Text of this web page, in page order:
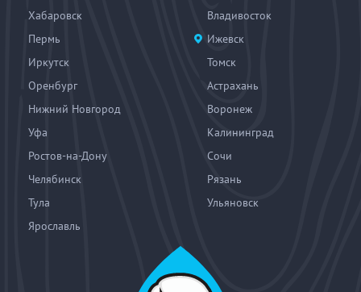
Хабаровск
Владивосток
Пермь
Ижевск
Иркутск
Томск
Оренбург
Астрахань
Нижний Новгород
Воронеж
Уфа
Калининград
Ростов-на-Дону
Сочи
Челябинск
Рязань
Тула
Ульяновск
Ярославль